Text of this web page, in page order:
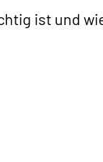
ist und